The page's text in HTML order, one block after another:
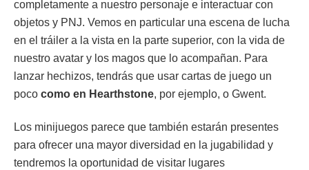
completamente a nuestro personaje e interactuar con
objetos y PNJ. Vemos en particular una escena de lucha
en el tráiler a la vista en la parte superior, con la vida de
nuestro avatar y los magos que lo acompañan. Para
lanzar hechizos, tendrás que usar cartas de juego un
poco como en Hearthstone, por ejemplo, o Gwent.
Los minijuegos parece que también estarán presentes
para ofrecer una mayor diversidad en la jugabilidad y
tendremos la oportunidad de visitar lugares